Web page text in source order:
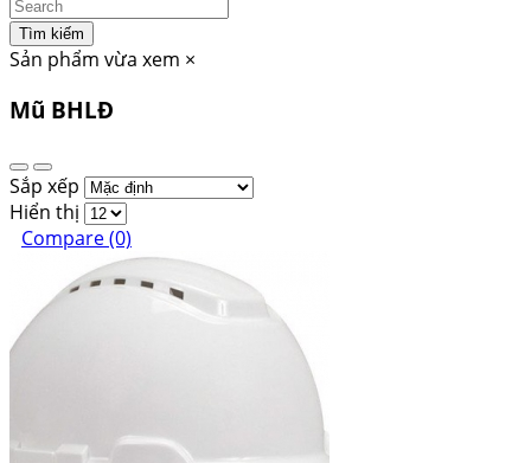
Tìm kiếm
Sản phẩm vừa xem ×
Mũ BHLĐ
Sắp xếp
Hiển thị
Compare (0)